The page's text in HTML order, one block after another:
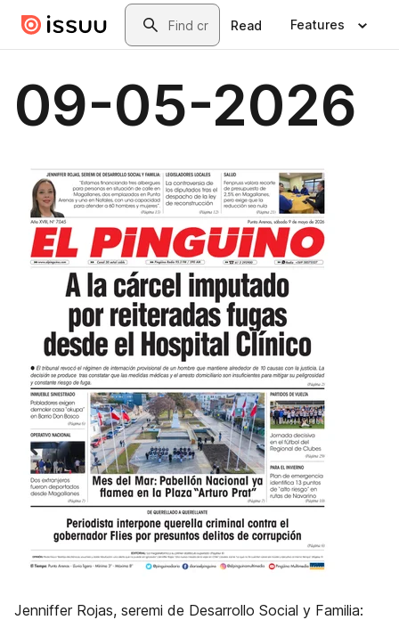
Skip to main contentSearch
Read Features
09-05-2026
Jenniffer Rojas, seremi de Desarrollo Social y Familia: